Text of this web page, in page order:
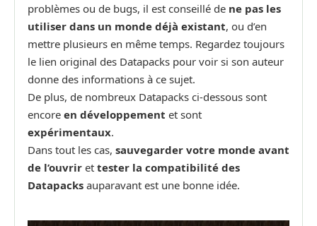
problèmes ou de bugs, il est conseillé de ne pas les
utiliser dans un monde déjà existant, ou d’en
mettre plusieurs en même temps. Regardez toujours
le lien original des Datapacks pour voir si son auteur
donne des informations à ce sujet.
De plus, de nombreux Datapacks ci-dessous sont
encore en développement et sont
expérimentaux.
Dans tout les cas, sauvegarder votre monde avant
de l’ouvrir et tester la compatibilité des
Datapacks auparavant est une bonne idée.